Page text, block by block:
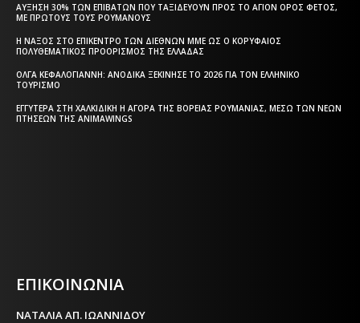
ΑΎΞΗΣΗ 30% ΤΩΝ ΕΠΙΒΑΤΏΝ ΠΟΥ ΤΑΞΙΔΕΎΟΥΝ ΠΡΟΣ ΤΟ ΆΓΙΟΝ ΌΡΟΣ ΦΈΤΟΣ,
ΜΕ ΠΡΏΤΟΥΣ ΤΟΥΣ ΡΟΥΜΆΝΟΥΣ
Η ΝΆΞΟΣ ΣΤΟ ΕΠΊΚΕΝΤΡΟ ΤΩΝ ΔΙΕΘΝΏΝ ΜΜΕ ΩΣ Ο ΚΟΡΥΦΑΊΟΣ
ΠΟΛΥΘΕΜΑΤΙΚΌΣ ΠΡΟΟΡΙΣΜΌΣ ΤΗΣ ΕΛΛΆΔΑΣ
ΌΛΓΑ ΚΕΦΑΛΟΓΙΆΝΝΗ: ΑΝΟΔΙΚΆ ΞΕΚΊΝΗΣΕ ΤΟ 2026 ΓΙΑ ΤΟΝ ΕΛΛΗΝΙΚΌ
ΤΟΥΡΙΣΜΌ
ΕΓΓΎΤΕΡΑ ΣΤΗ ΧΑΛΚΙΔΙΚΉ Η ΑΓΟΡΆ ΤΗΣ ΒΌΡΕΙΑΣ ΡΟΥΜΑΝΊΑΣ, ΜΈΣΩ ΤΩΝ ΝΈΩΝ
ΠΤΉΣΕΩΝ ΤΗΣ ANIMAWINGS
ΕΠΙΚΟΙΝΩΝΙΑ
ΝΑΤΑΛΙΑ ΑΠ. ΙΩΑΝΝΙΔΟΥ